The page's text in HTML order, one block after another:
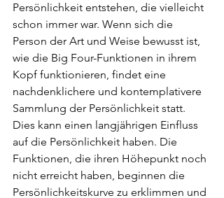
Persönlichkeit entstehen, die vielleicht
schon immer war. Wenn sich die
Person der Art und Weise bewusst ist,
wie die Big Four-Funktionen in ihrem
Kopf funktionieren, findet eine
nachdenklichere und kontemplativere
Sammlung der Persönlichkeit statt.
Dies kann einen langjährigen Einfluss
auf die Persönlichkeit haben. Die
Funktionen, die ihren Höhepunkt noch
nicht erreicht haben, beginnen die
Persönlichkeitskurve zu erklimmen und